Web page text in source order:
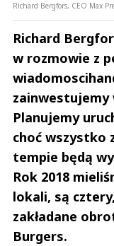
Richard Bergfors, CEO Max
Richard
w rozmowie z
zainwestujemy
Planujemy
choć wszystko
tempie będą
Rok 2018
lokali, są
zakładane
Burgers.